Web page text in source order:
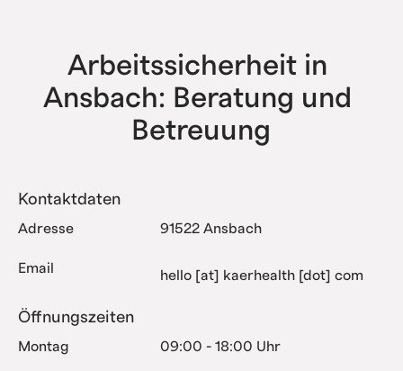
Arbeitssicherheit in
Ansbach: Beratung und
Betreuung
Kontaktdaten
Adresse 91522 Ansbach
Email hello [at] kaerhealth [dot] com
Öffnungszeiten
Montag 09:00 - 18:00 Uhr